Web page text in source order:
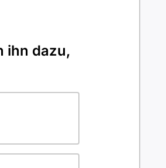
ihn dazu,